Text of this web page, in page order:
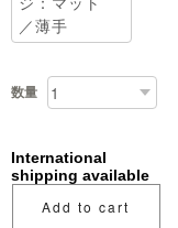
数量
International
shipping available
Add to cart